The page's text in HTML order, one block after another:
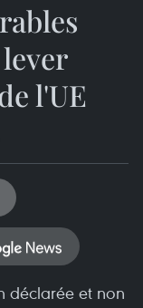
l'UE
déclarée et non